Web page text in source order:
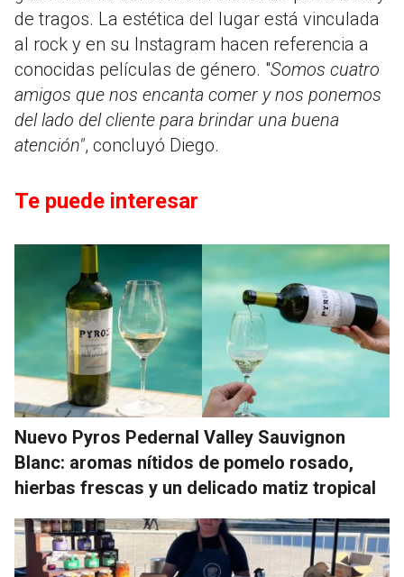
de tragos. La estética del lugar está vinculada
al rock y en su Instagram hacen referencia a
conocidas películas de género. "Somos cuatro
amigos que nos encanta comer y nos ponemos
del lado del cliente para brindar una buena
atención", concluyó Diego.
Te puede interesar
Nuevo Pyros Pedernal Valley Sauvignon
Blanc: aromas nítidos de pomelo rosado,
hierbas frescas y un delicado matiz tropical